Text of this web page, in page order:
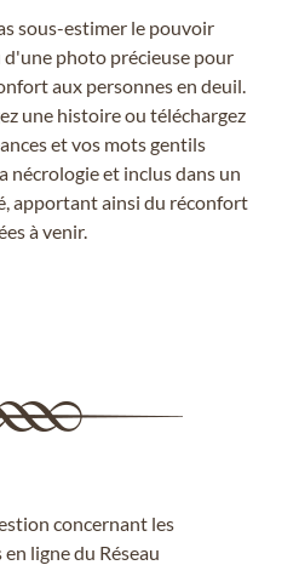
sous-estimer le pouvoir
d'une photo précieuse pour
aux personnes en deuil.
une histoire ou téléchargez
et vos mots gentils
nécrologie et inclus dans un
apportant ainsi du réconfort
à venir.
concernant les
en ligne du Réseau